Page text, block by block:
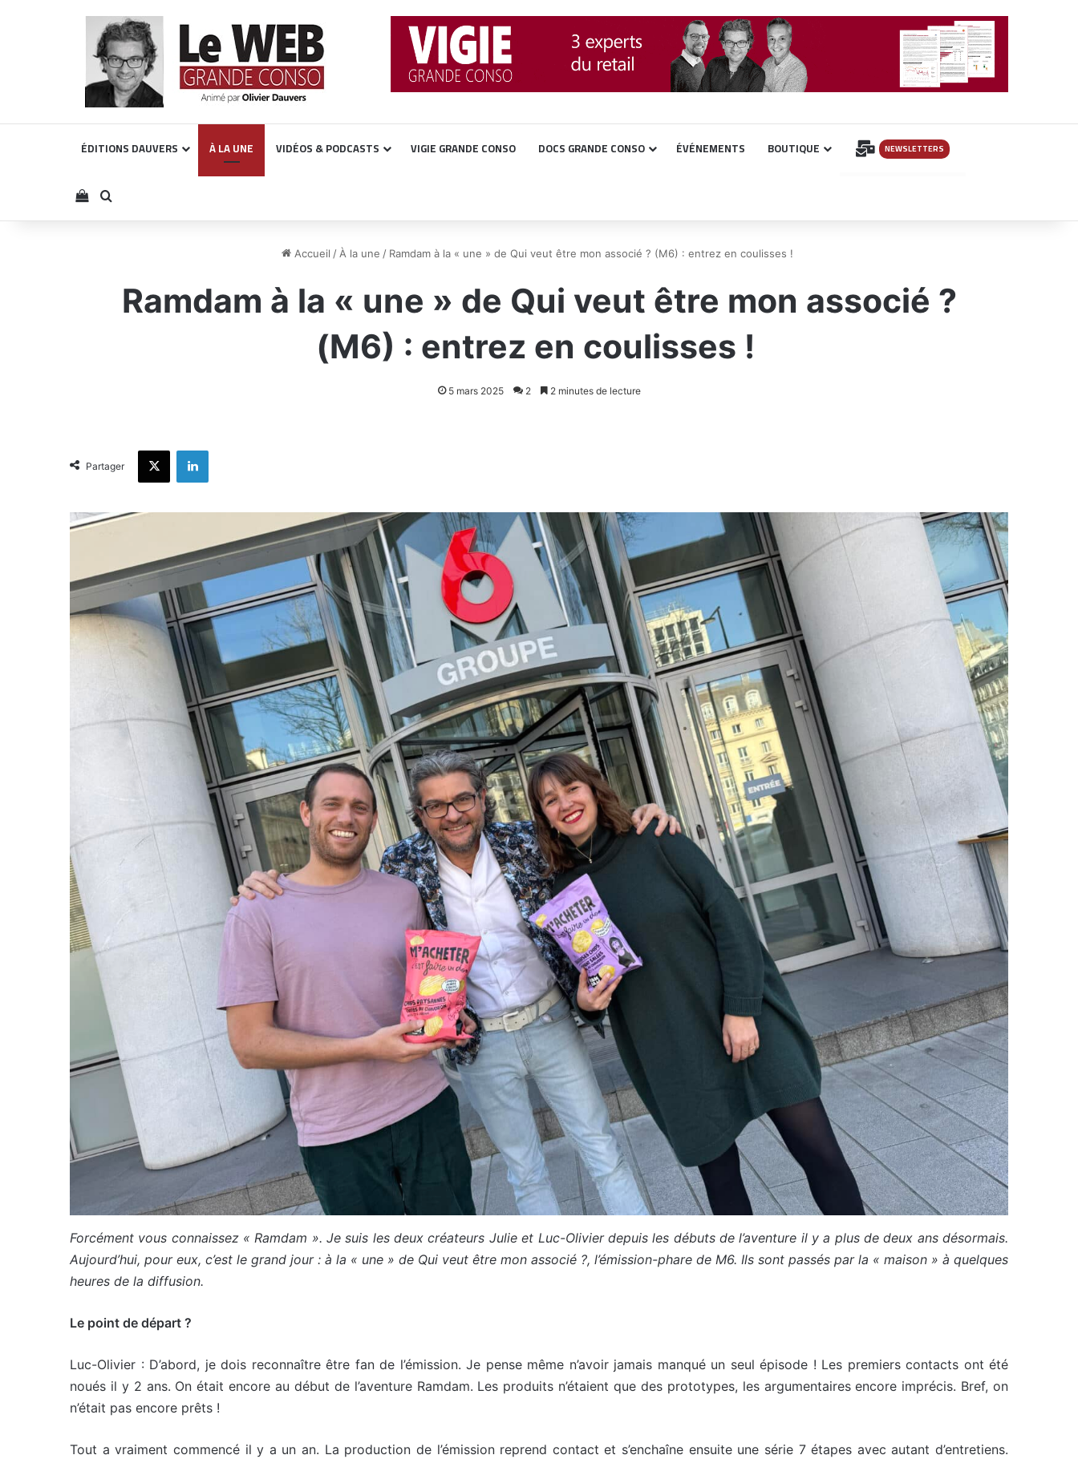
ÉDITIONS DAUVERS À LA UNE VIDÉOS & PODCASTS VIGIE GRANDE CONSO DOCS GRANDE CONSO ÉVÉNEMENTS BOUTIQUE INSCRIPTION
NEWSLETTERS
Voir votre panier
Rechercher
Accueil / À la une / Ramdam à la « une » de Qui veut être mon associé ? (M6) : entrez en coulisses !
Ramdam à la « une » de Qui veut être mon associé ?
(M6) : entrez en coulisses !
5 mars 2025 2 2 minutes de lecture
Partager
X Linkedin
Forcément vous connaissez « Ramdam ». Je suis les deux créateurs Julie et Luc-Olivier depuis les débuts de l’aventure il y a plus de deux ans désormais.
Aujourd’hui, pour eux, c’est le grand jour : à la « une » de Qui veut être mon associé ?, l’émission-phare de M6. Ils sont passés par la « maison » à quelques
heures de la diffusion.
Le point de départ ?
Luc-Olivier : D’abord, je dois reconnaître être fan de l’émission. Je pense même n’avoir jamais manqué un seul épisode ! Les premiers contacts ont été
noués il y 2 ans. On était encore au début de l’aventure Ramdam. Les produits n’étaient que des prototypes, les argumentaires encore imprécis. Bref, on
n’était pas encore prêts !
Tout a vraiment commencé il y a un an. La production de l’émission reprend contact et s’enchaîne ensuite une série 7 étapes avec autant d’entretiens.